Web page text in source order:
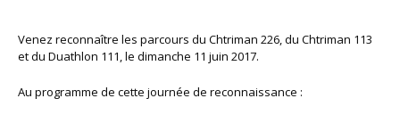
Venez reconnaître les parcours du Chtriman 226, du Chtriman 113
et du Duathlon 111, le dimanche 11 juin 2017.
Au programme de cette journée de reconnaissance :